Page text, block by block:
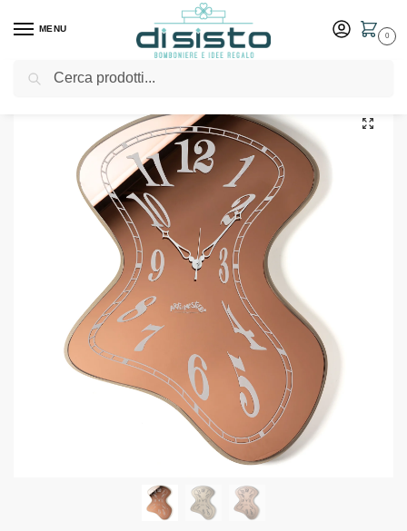
MENU
0
Home Shop Arredo casa